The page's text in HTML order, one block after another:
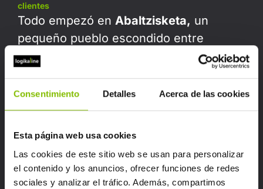
Consentimiento Detalles Acerca de las cookies
Esta página web usa cookies
Las cookies de este sitio web se usan para personalizar
el contenido y los anuncios, ofrecer funciones de redes
sociales y analizar el tráfico. Además, compartimos
clientes
Todo empezó en Abaltzisketa, un
pequeño pueblo escondido entre
montañas, en el corazón del
Parque
A los pies del monte
Txindoki, donde la niebla se enreda en
las hayas al amanecer, se levantaba el
todo para el pueblo.
Allí se iba a tomar algo, a cortarse el
pelo, a comprar un par de zapatillas… o